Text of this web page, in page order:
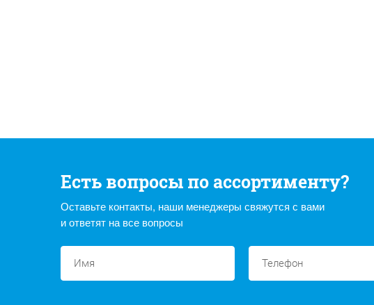
Есть вопросы по ассортименту?
Оставьте контакты, наши менеджеры свяжутся с вами
и ответят на все вопросы